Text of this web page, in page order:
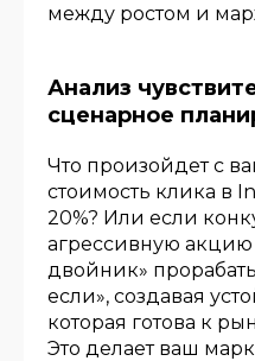
между ростом и
Анализ
сценарное
Что произойдет с
стоимость клика в
20%? Или если
агрессивную
двойник»
если», создавая
которая готова к
Это делает ваш